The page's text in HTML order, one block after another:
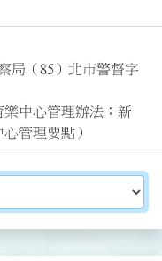
局（85）北市警督字
樂中心管理辦法；新
管理要點）